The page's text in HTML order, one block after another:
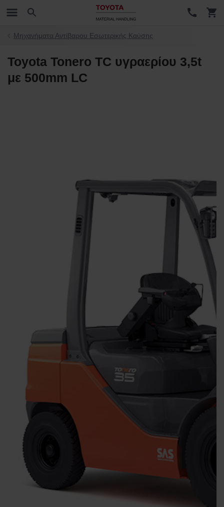
Μηχανήματα Αντίβαρου Εσωτερικής Καύσης
Toyota Tonero TC υγραερίου 3,5t
με 500mm LC